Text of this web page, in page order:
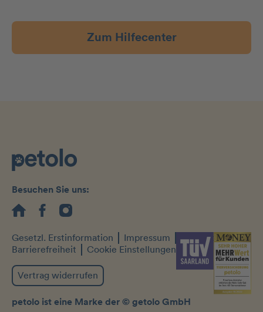
Zum Hilfecenter
Besuchen Sie uns:
Gesetzl. Erstinformation Impressum
Datenschutz
Barrierefreiheit
Cookie Einstellungen
Vertrag widerrufen
petolo ist eine Marke der © getolo GmbH